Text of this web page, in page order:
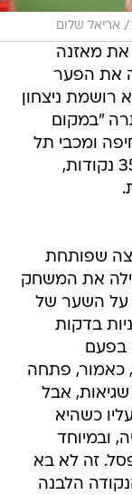
/ אריאל שלום
את מאזנה
וצימקה את הפער
רושמת ניצחון
"במקום
ומכבי תל
אביב ובמקום השלישי בסך הכול עם 35 נקודות,
שפותחת
את המשחק
על השער של
בדקות
בפעם
ה-15. אשדוד, כאמור, פתחה
אבל
כשהיא
ובמיוחד
זה לא בא
הלבנה